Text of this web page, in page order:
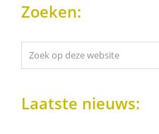
Zoeken:
website
Laatste nieuws: